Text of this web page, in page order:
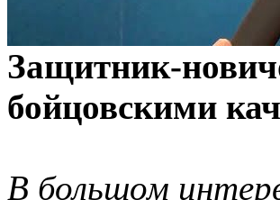
Защитник-
бойцовскими
В большом